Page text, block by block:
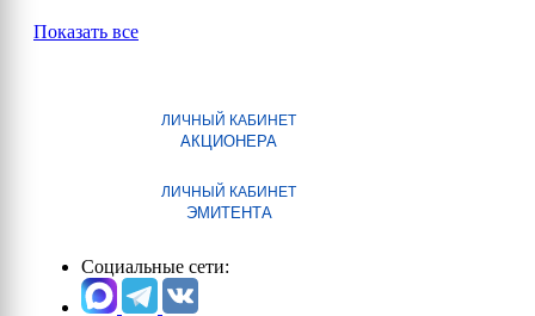
Показать все
ЛИЧНЫЙ КАБИНЕТ
АКЦИОНЕРА
ЛИЧНЫЙ КАБИНЕТ
ЭМИТЕНТА
Социальные сети: